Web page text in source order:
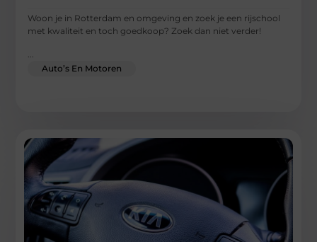
Woon je in Rotterdam en omgeving en zoek je een rijschool
met kwaliteit en toch goedkoop? Zoek dan niet verder!
Auto’s En Motoren